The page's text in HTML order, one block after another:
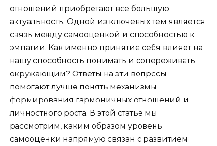
отношений приобретают все большую
актуальность. Одной из ключевых тем является
связь между самооценкой и способностью к
эмпатии. Как именно принятие себя влияет на
нашу способность понимать и сопереживать
окружающим? Ответы на эти вопросы
помогают лучше понять механизмы
формирования гармоничных отношений и
личностного роста. В этой статье мы
рассмотрим, каким образом уровень
самооценки напрямую связан с развитием